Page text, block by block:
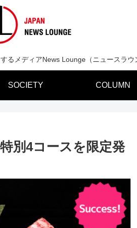
るメディアNews Lounge（ニュースラウ
SOCIETY COLUMN
別4コースを限定発